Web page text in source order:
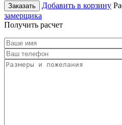
Заказать Добавить в корзину
замерщика
Получить расчет